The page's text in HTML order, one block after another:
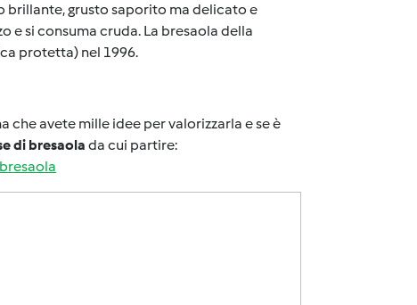
brillante, grusto saporito ma delicato e
e si consuma cruda. La bresaola della
protetta) nel 1996.
che avete mille idee per valorizzarla e se è
di bresaola da cui partire: